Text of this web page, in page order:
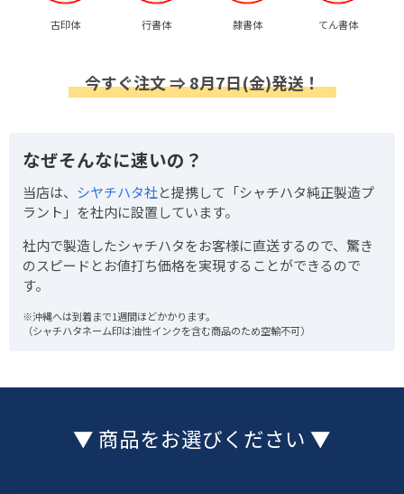
古印体 行書体 隷書体 てん書体
今すぐ注文 ⇒ 8月7日(金)発送！
なぜそんなに速いの？
当店は、 シヤチハタ社と提携して「シャチハタ純正製造プ
ラント」を社内に設置しています。
社内で製造したシャチハタをお客様に直送するので、驚き
のスピードとお値打ち価格を実現することができるので
す。
※沖縄へは到着まで1週間ほどかかります。
（シャチハタネーム印は油性インクを含む商品のため空輸不可）
▼ 商品をお選びください ▼